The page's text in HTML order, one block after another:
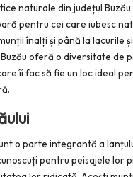
naturale din județul Buzău
pentru cei care iubesc
înalți și până la lacurile
oferă o diversitate de
îi fac să fie un loc ideal
o parte integrantă a
pentru peisajele lor